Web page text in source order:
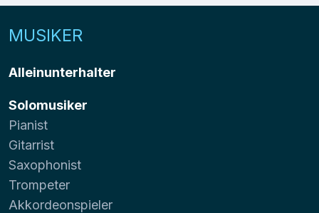
MUSIKER
Alleinunterhalter
Solomusiker
Pianist
Gitarrist
Saxophonist
Trompeter
Akkordeonspieler